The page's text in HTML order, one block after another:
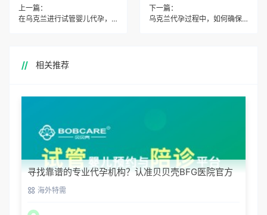
上一篇：
在乌克兰进行试管婴儿代孕，需要准备哪些材料和文件？
下一篇：
乌克兰代孕过程中，如何确保胚胎的质量和安全性？
相关推荐
寻找靠谱的专业代孕机构？认准贝贝壳BFG医院官方
渠道海外特需